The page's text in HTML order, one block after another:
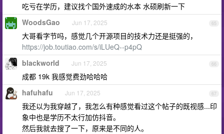
吃亏在学历，建议找个国外速成的水本 水硕刷新一下
65
WoodsGao Jun 17, 2025
大哥看字节吗，感觉几个开源项目的技术力还是挺强的，
https://job.toutiao.com/s/iLUeQ--p4pQ
66
blackworld Jun 17, 2025
成都 19k 我感觉费劲哈哈哈
67
hafuhafu Jun 17, 2025
我还以为我穿越了，我怎么有种感觉看过这个帖子的既视感...印
象中也是学历不太行加仿抖音。
然后我就去搜了一下，原来是不同的人。